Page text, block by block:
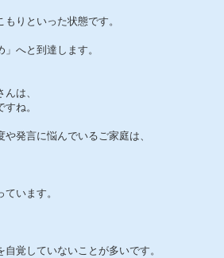
りといった状態です。
へと到達します。
は、
ね。
発言に悩んでいるご家庭は、
います。
覚していないことが多いです。